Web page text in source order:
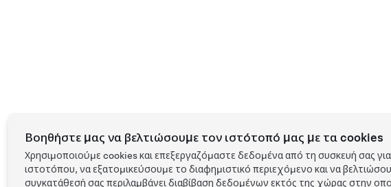
Βοηθήστε μας να βελτιώσουμε τον ιστότοπό μας με τα cookies
Χρησιμοποιούμε cookies και επεξεργαζόμαστε δεδομένα από τη συσκευή σας
ιστοτόπου, να εξατομικεύσουμε το διαφημιστικό περιεχόμενο και να
συγκατάθεσή σας περιλαμβάνει διαβίβαση δεδομένων εκτός της χώρας στην